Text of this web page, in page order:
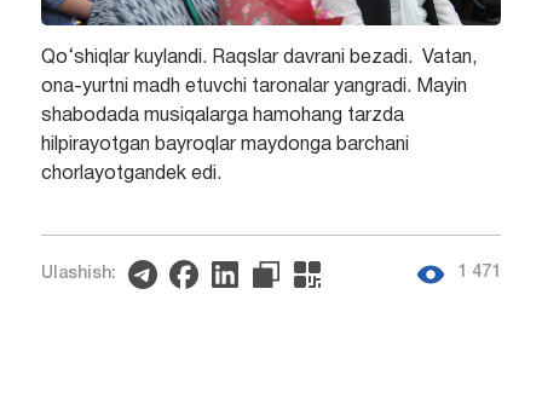
Qo‘shiqlar kuylandi. Raqslar davrani bezadi. Vatan,
ona-yurtni madh etuvchi taronalar yangradi. Mayin
shabodada musiqalarga hamohang tarzda
hilpirayotgan bayroqlar maydonga barchani
chorlayotgandek edi.
Ulashish: 1 471